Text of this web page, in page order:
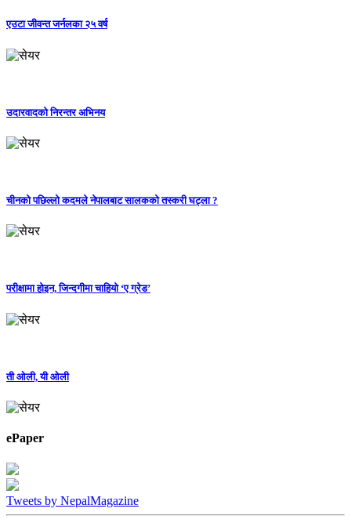
एउटा जीवन्त जर्नलका २५ वर्ष
उदारवादको निरन्तर अभिनय
चीनको पछिल्लो कदमले नेपालबाट सालकको तस्करी घट्ला ?
परीक्षामा होइन, जिन्दगीमा चाहियो ‘ए ग्रेड’
ती ओली, यी ओली
ePaper
Tweets by NepalMagazine